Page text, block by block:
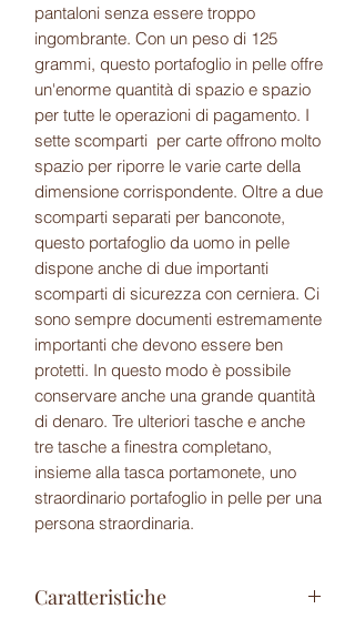
pantaloni senza essere troppo
ingombrante. Con un peso di 125
grammi, questo portafoglio in pelle offre
un'enorme quantità di spazio e spazio
per tutte le operazioni di pagamento. I
sette scomparti per carte offrono molto
spazio per riporre le varie carte della
dimensione corrispondente. Oltre a due
scomparti separati per banconote,
questo portafoglio da uomo in pelle
dispone anche di due importanti
scomparti di sicurezza con cerniera. Ci
sono sempre documenti estremamente
importanti che devono essere ben
protetti. In questo modo è possibile
conservare anche una grande quantità
di denaro. Tre ulteriori tasche e anche
tre tasche a finestra completano,
insieme alla tasca portamonete, uno
straordinario portafoglio in pelle per una
persona straordinaria.
Caratteristiche